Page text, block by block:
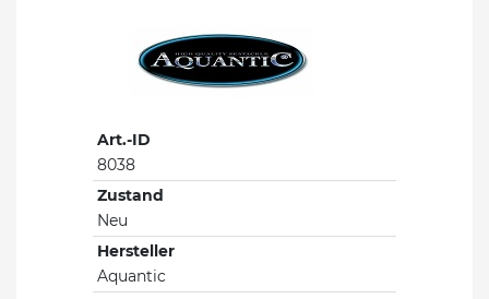
Art.-ID
8038
Zustand
Neu
Hersteller
Aquantic